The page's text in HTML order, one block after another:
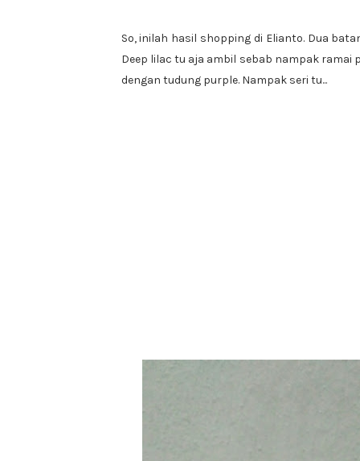
So, inilah hasil shopping di Elianto. Dua
Deep lilac tu aja ambil sebab nampak
dengan tudung purple. Nampak seri tu...